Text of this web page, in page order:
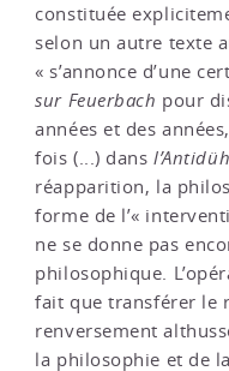
constituée
selon un autre texte
« s’annonce d’une
sur Feuerbach pour
années et des
fois (...) dans
réapparition, la
forme de l’«
ne se donne pas
philosophique.
fait que transférer le
renversement
la philosophie et de